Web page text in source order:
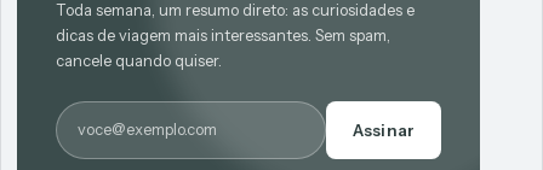
Toda semana, um resumo direto: as curiosidades e
dicas de viagem mais interessantes. Sem spam,
cancele quando quiser.
E-mail
Assinar